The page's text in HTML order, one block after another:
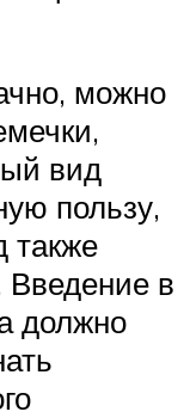
можно
вид
пользу,
также
Введение в
должно